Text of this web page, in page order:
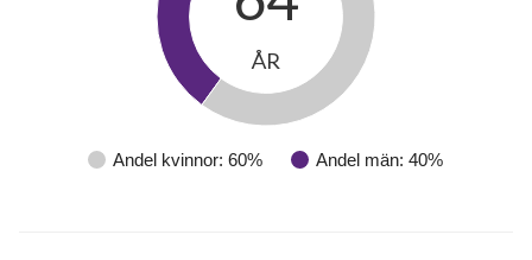
Andel kvinnor: 60% Andel män: 40%
ÅR